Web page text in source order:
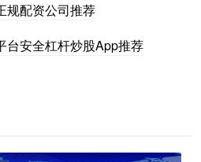
规配资公司推荐
台安全杠杆炒股App推荐